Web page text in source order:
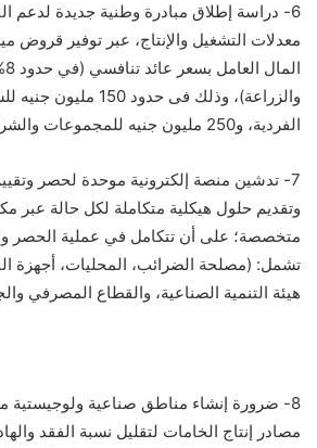
6- دراسة إطلاق مبادرة وطنية جديدة لدعم
معدلات التشغيل والإنتاج، عبر توفير قروض
والزراعة)، وذلك فى حدود
الفردية، و250 مليون جنيه للمجموعات والشركات المترابطة.
7- تدشين منصة إلكترونية موحدة لحصر
وتقديم حلول هيكلية متكاملة لكل حالة عبر
متخصصة؛ على أن تتكامل في عملية الحصر
تشمل: (مصلحة الضرائب، المحليات، أجهزة
هيئة التنمية الصناعية، والقطاع المصرفي
8- ضرورة إنشاء مناطق صناعية
مصادر إنتاج الخامات لتقليل نسبة الفقد